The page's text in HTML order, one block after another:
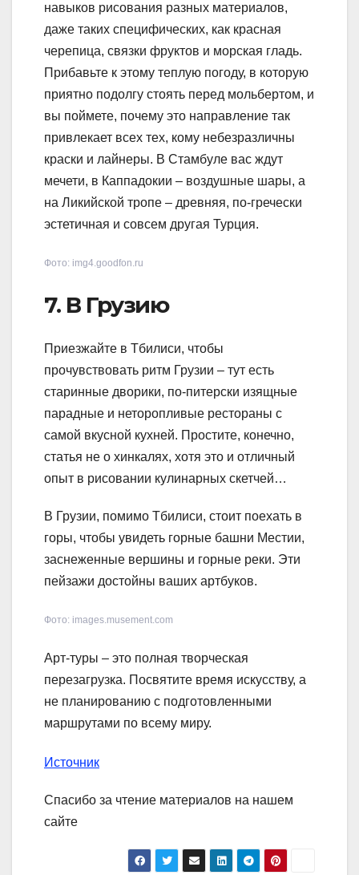
навыков рисования разных материалов,
даже таких специфических, как красная
черепица, связки фруктов и морская гладь.
Прибавьте к этому теплую погоду, в которую
приятно подолгу стоять перед мольбертом, и
вы поймете, почему это направление так
привлекает всех тех, кому небезразличны
краски и лайнеры. В Стамбуле вас ждут
мечети, в Каппадокии – воздушные шары, а
на Ликийской тропе – древняя, по-гречески
эстетичная и совсем другая Турция.
Фото: img4.goodfon.ru
7. В Грузию
Приезжайте в Тбилиси, чтобы
прочувствовать ритм Грузии – тут есть
старинные дворики, по-питерски изящные
парадные и неторопливые рестораны с
самой вкусной кухней. Простите, конечно,
статья не о хинкалях, хотя это и отличный
опыт в рисовании кулинарных скетчей…
В Грузии, помимо Тбилиси, стоит поехать в
горы, чтобы увидеть горные башни Местии,
заснеженные вершины и горные реки. Эти
пейзажи достойны ваших артбуков.
Фото: images.musement.com
Арт-туры – это полная творческая
перезагрузка. Посвятите время искусству, а
не планированию с подготовленными
маршрутами по всему миру.
Источник
Спасибо за чтение материалов на нашем
сайте